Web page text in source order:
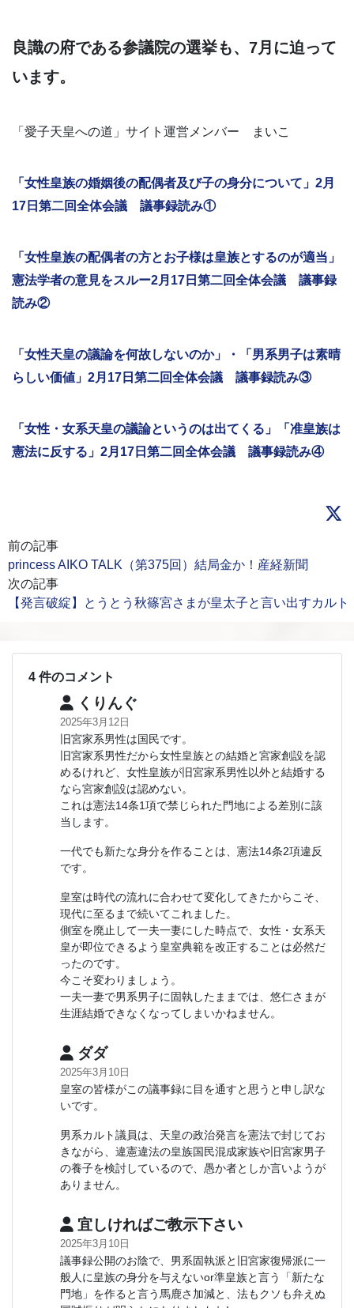
良識の府である参議院の選挙も、7月に迫って
います。
「愛子天皇への道」サイト運営メンバー まいこ
「女性皇族の婚姻後の配偶者及び子の身分について」2月
17日第二回全体会議 議事録読み①
「女性皇族の配偶者の方とお子様は皇族とするのが適当」
憲法学者の意見をスルー2月17日第二回全体会議 議事録
読み②
「女性天皇の議論を何故しないのか」・「男系男子は素晴
らしい価値」2月17日第二回全体会議 議事録読み③
「女性・女系天皇の議論というのは出てくる」「准皇族は
憲法に反する」2月17日第二回全体会議 議事録読み④
前の記事
princess AIKO TALK（第375回）結局金か！産経新聞
次の記事
【発言破綻】とうとう秋篠宮さまが皇太子と言い出すカルト
4 件のコメント
くりんぐ
2025年3月12日
旧宮家系男性は国民です。
旧宮家系男性だから女性皇族との結婚と宮家創設を認
めるけれど、女性皇族が旧宮家系男性以外と結婚する
なら宮家創設は認めない。
これは憲法14条1項で禁じられた門地による差別に該
当します。
一代でも新たな身分を作ることは、憲法14条2項違反
です。
皇室は時代の流れに合わせて変化してきたからこそ、
現代に至るまで続いてこれました。
側室を廃止して一夫一妻にした時点で、女性・女系天
皇が即位できるよう皇室典範を改正することは必然だ
ったのです。
今こそ変わりましょう。
一夫一妻で男系男子に固執したままでは、悠仁さまが
生涯結婚できなくなってしまいかねません。
ダダ
2025年3月10日
皇室の皆様がこの議事録に目を通すと思うと申し訳な
いです。
男系カルト議員は、天皇の政治発言を憲法で封じてお
きながら、違憲違法の皇族国民混成家族や旧宮家男子
の養子を検討しているので、愚か者としか言いようが
ありません。
宜しければご教示下さい
2025年3月10日
議事録公開のお陰で、男系固執派と旧宮家復帰派に一
般人に皇族の身分を与えないor準皇族と言う「新たな
門地」を作ると言う馬鹿さ加減と、法もクソも弁えぬ